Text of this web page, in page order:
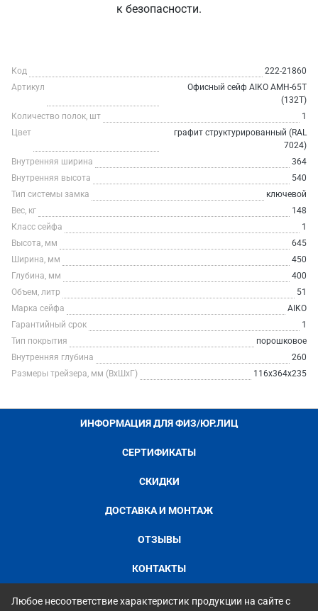
к безопасности.
Код
222-21860
Артикул
Офисный сейф AIKO AMH-65T
(132T)
Количество полок, шт
1
Цвет
графит структурированный (RAL
7024)
Внутренняя ширина
364
Внутренняя высота
540
Тип системы замка
ключевой
Вес, кг
148
Класс сейфа
1
Высота, мм
645
Ширина, мм
450
Глубина, мм
400
Объем, литр
51
Марка сейфа
AIKO
Гарантийный срок
1
Тип покрытия
порошковое
Внутренняя глубина
260
Размеры трейзера, мм (ВхШхГ)
116x364x235
ИНФОРМАЦИЯ ДЛЯ ФИЗ/ЮР.ЛИЦ
СЕРТИФИКАТЫ
СКИДКИ
ДОСТАВКА И МОНТАЖ
ОТЗЫВЫ
КОНТАКТЫ
Любое несоответствие характеристик продукции на сайте с